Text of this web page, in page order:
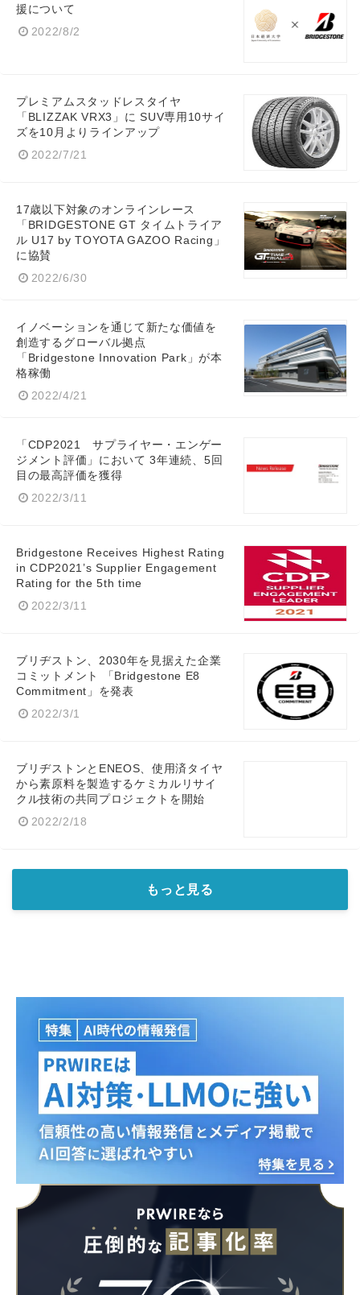
援について
2022/8/2
プレミアムスタッドレスタイヤ
「BLIZZAK VRX3」に SUV専用10サイ
ズを10月よりラインアップ
2022/7/21
17歳以下対象のオンラインレース
「BRIDGESTONE GT タイムトライア
ル U17 by TOYOTA GAZOO Racing」
に協賛
2022/6/30
イノベーションを通じて新たな価値を
創造するグローバル拠点
「Bridgestone Innovation Park」が本
格稼働
2022/4/21
「CDP2021 サプライヤー・エンゲー
ジメント評価」において 3年連続、5回
目の最高評価を獲得
2022/3/11
Bridgestone Receives Highest Rating
in CDP2021’s Supplier Engagement
Rating for the 5th time
2022/3/11
ブリヂストン、2030年を見据えた企業
コミットメント 「Bridgestone E8
Commitment」を発表
2022/3/1
ブリヂストンとENEOS、使用済タイヤ
から素原料を製造するケミカルリサイ
クル技術の共同プロジェクトを開始
2022/2/18
もっと見る
Japanese
English